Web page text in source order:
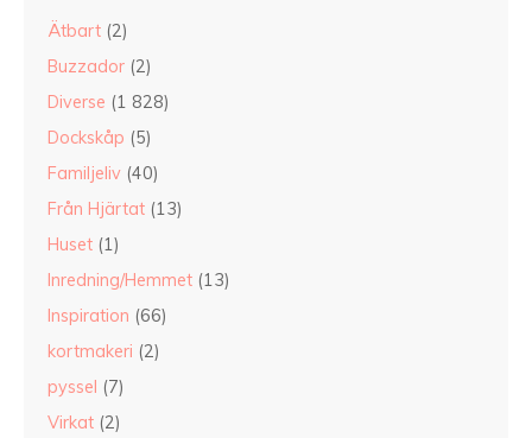
Ätbart (2)
Buzzador (2)
Diverse (1 828)
Dockskåp (5)
Familjeliv (40)
Från Hjärtat (13)
Huset (1)
Inredning/Hemmet (13)
Inspiration (66)
kortmakeri (2)
pyssel (7)
Virkat (2)